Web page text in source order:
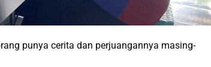
punya cerita dan perjuangannya masing-